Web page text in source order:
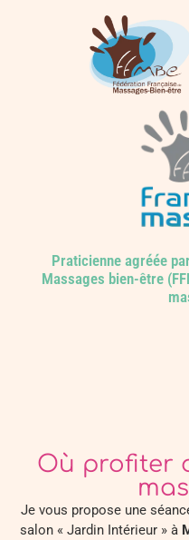
Praticienne agréée
Massages bien-être
Où profiter
Je vous propose une
salon « Jardin Intérieur » à